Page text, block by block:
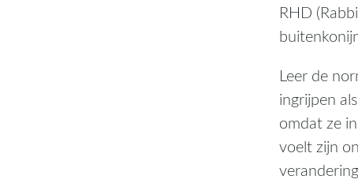
RHD
Leer de
ingrijpen
omdat ze
voelt zijn